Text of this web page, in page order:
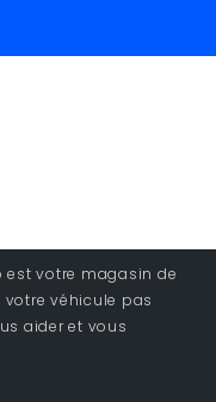
est votre magasin de
véhicule pas
aider et vous